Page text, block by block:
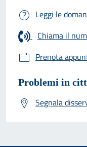
Leggi le
Chiama il
Prenota
Problemi in
Segnala